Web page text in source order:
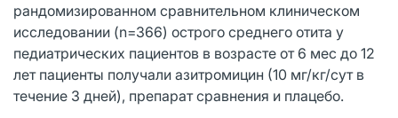
рандомизированном сравнительном клиническом
исследовании (n=366) острого среднего отита у
педиатрических пациентов в возрасте от 6 мес до 12
лет пациенты получали азитромицин (10 мг/кг/сут в
течение 3 дней), препарат сравнения и плацебо.